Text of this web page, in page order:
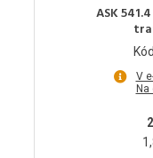
ASK
V
Na